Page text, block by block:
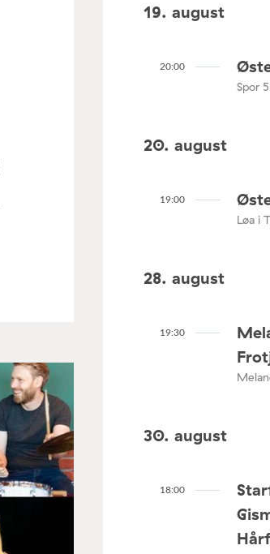
19. august
20:00
Spor
20. august
19:00
Løa i
28. august
19:30
30. august
18:00